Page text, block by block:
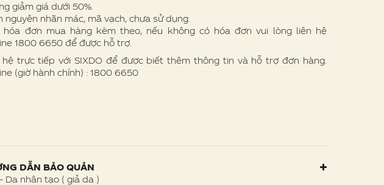
giảm giá dưới 50%.
nguyên nhãn mác, mã vạch, chưa sử dụng.
hóa đơn mua hàng kèm theo, nếu không có hóa đơn vui lòng liên hệ
1800 6650 để được hỗ trợ.
hệ trực tiếp với SIXDO để được biết thêm thông tin và hỗ trợ đơn hàng.
(giờ hành chính) : 1800 6650
DẪN BẢO QUẢN
Da nhân tạo ( giả da )